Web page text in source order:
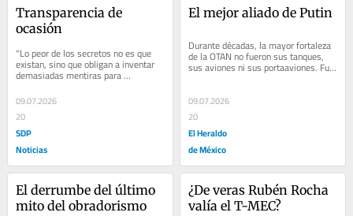
Transparencia de
ocasión
“Lo peor de los secretos no es que
existan, sino que obligan a inventar
demasiadas mentiras para
sostenerlos”.Carlos Ruiz Zafón “Lo
peor de los...
09.07.2026
20
SDP
Noticias
El mejor aliado de Putin
Durante décadas, la mayor fortaleza
de la OTAN no fueron sus tanques,
sus aviones ni sus portaaviones. Fue
una idea mucho más poderosa: la
09.07.2026
20
El Heraldo
de México
El derrumbe del último
mito del obradorismo
¿De veras Rubén Rocha
valía el T-MEC?